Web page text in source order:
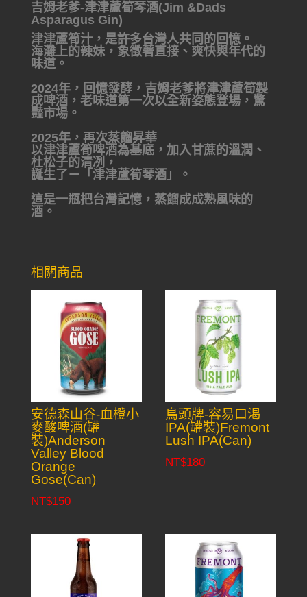
吉姆老爹-津津蘆筍琴酒(Jim &Dads
Asparagus Gin)
津津蘆筍汁，是許多台灣人共同的回憶。
海灘上的辣妹，象徵著直接、爽快與年代的
味道。
2024年，回憶發酵，吉姆老爹將津津蘆筍製
成啤酒，老味道第一次以全新姿態登場，驚
豔市場。
2025年，再次蒸餾昇華
以津津蘆筍啤酒為基底，加入甘蔗的溫潤、
杜松子的清冽，
誕生了－「津津蘆筍琴酒」。
這是一瓶把台灣記憶，蒸餾成成熟風味的
酒。
相關商品
安德森山谷-血橙小
麥酸啤酒(罐
裝)Anderson
Valley Blood
Orange
Gose(Can)
NT$150
鳥頭牌-容易口渴
IPA(罐裝)Fremont
Lush IPA(Can)
NT$180